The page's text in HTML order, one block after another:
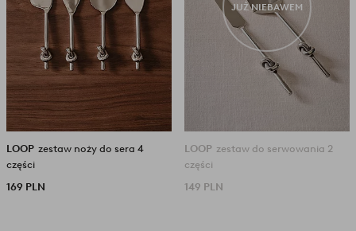
LOOP zestaw noży do sera 4
części
169 PLN
JUŻ NIEBAWEM
LOOP zestaw do serwowania 2
części
149 PLN